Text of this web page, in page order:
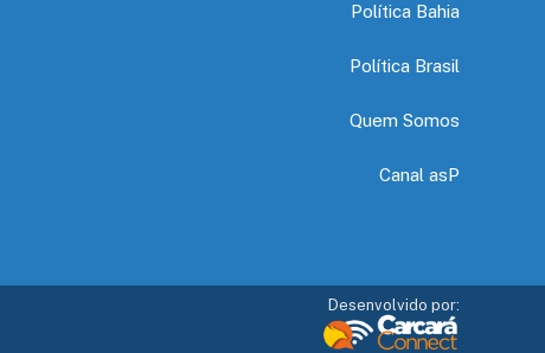
Política Bahia
Política Brasil
Quem Somos
Canal asP
Desenvolvido por: